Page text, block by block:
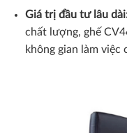
Giá trị đầu tư lâu
chất lượng, ghế
không gian làm việc